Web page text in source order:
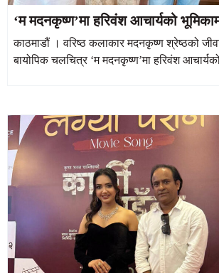
‘म मदनकृष्ण’मा हरिवंश आचार्यको
काठमाडौं । वरिष्ठ कलाकार मदनकृष्ण श्रेष्ठको
बायोपिक चलचित्र ‘म मदनकृष्ण’मा हरिवंश